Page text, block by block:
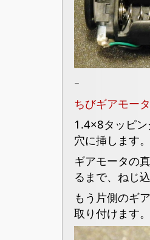
ｰ
ちびギアモー
1.4×8タッピ
穴に挿します。
ギアモータの
るまで、ねじ込
もう片側のギ
取り付けます。